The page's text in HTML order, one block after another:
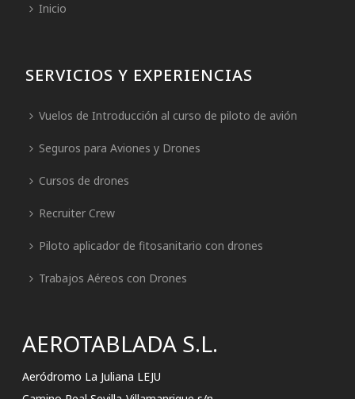
Inicio
SERVICIOS Y EXPERIENCIAS
Vuelos de Introducción al curso de piloto de avión
Seguros para Aviones y Drones
Cursos de drones
Recruiter Crew
Piloto aplicador de fitosanitario con drones
Trabajos Aéreos con Drones
AEROTABLADA S.L.
Aeródromo La Juliana LEJU